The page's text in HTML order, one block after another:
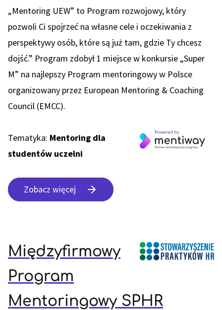
„Mentoring UEW” to Program rozwojowy, który
pozwoli Ci spojrzeć na własne cele i oczekiwania z
perspektywy osób, które są już tam, gdzie Ty chcesz
dojść.” Program zdobył 1 miejsce w konkursie „Super
M” na najlepszy Program mentoringowy w Polsce
organizowany przez European Mentoring & Coaching
Council (EMCC).
Tematyka: Mentoring dla
studentów uczelni
Zobacz więcej
Międzyfirmowy
Program
Mentoringowy SPHR